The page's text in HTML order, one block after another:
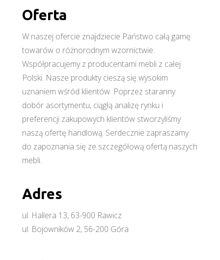
Oferta
W naszej ofercie znajdziecie Państwo całą gamę
towarów o różnorodnym wzornictwie.
Współpracujemy z producentami mebli z całej
Polski. Nasze produkty cieszą się wysokim
uznaniem wśród klientów. Poprzez staranny
dobór asortymentu, ciągłą analizę rynku i
preferencji zakupowych klientów stworzyliśmy
naszą ofertę handlową. Serdecznie zapraszamy
do zapoznania się ze szczegółową ofertą naszych
mebli.
Adres
ul. Hallera 13, 63-900 Rawicz
ul. Bojowników 2, 56-200 Góra